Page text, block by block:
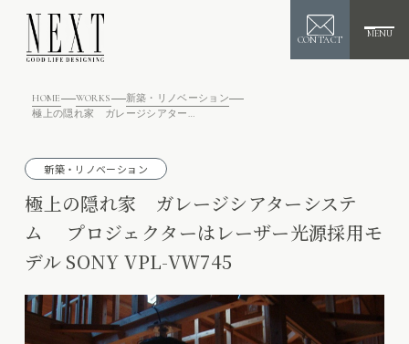
CONTACT
MENU
HOME WORKS
新築・リノベーション
極上の隠れ家 ガレージシアターシステム プロジェクターはレーザー光源採用モデル SONY VPL-VW745
新築・リノベーション
極上の隠れ家 ガレージシアターシステ
ム プロジェクターはレーザー光源採用モ
デル SONY VPL-VW745